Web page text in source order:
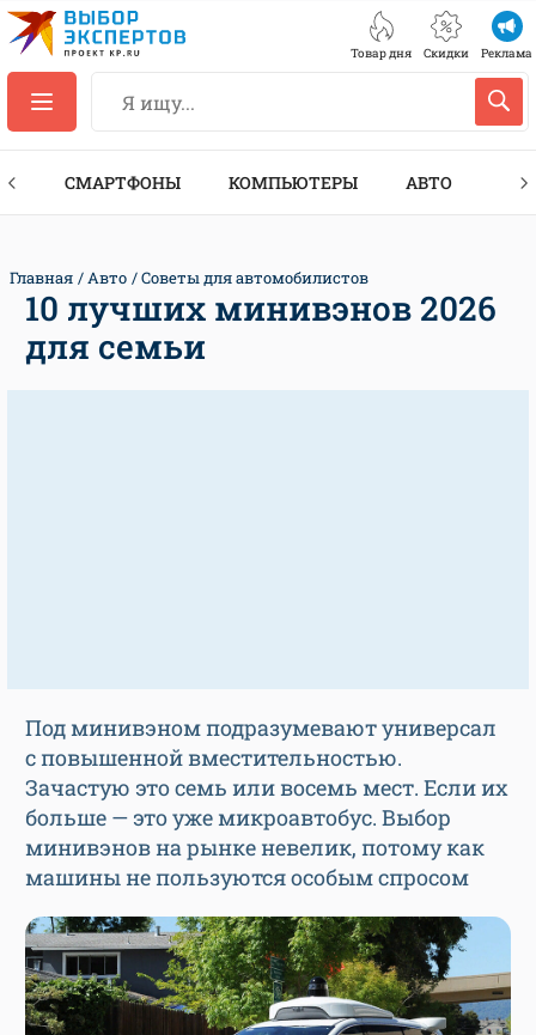
Товар дня Скидки Реклама
СМАРТФОНЫ КОМПЬЮТЕРЫ АВТО
Главная Авто Советы для автомобилистов
10 лучших минивэнов 2026
для семьи
Под минивэном подразумевают универсал
с повышенной вместительностью.
Зачастую это семь или восемь мест. Если их
больше — это уже микроавтобус. Выбор
минивэнов на рынке невелик, потому как
машины не пользуются особым спросом